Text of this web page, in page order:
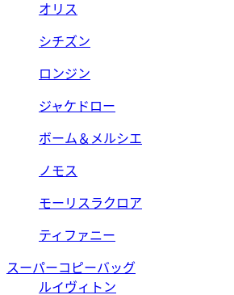
オリス
シチズン
ロンジン
ジャケドロー
ボーム＆メルシエ
ノモス
モーリスラクロア
ティファニー
スーパーコピーバッグ
ルイヴィトン